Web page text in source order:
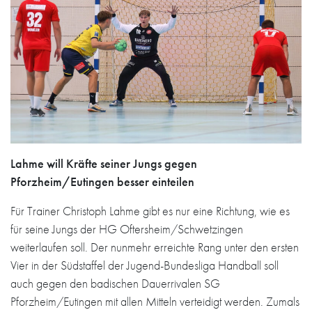
Lahme will Kräfte seiner Jungs gegen
Pforzheim/Eutingen besser einteilen
Für Trainer Christoph Lahme gibt es nur eine Richtung, wie es
für seine Jungs der HG Oftersheim/Schwetzingen
weiterlaufen soll. Der nunmehr erreichte Rang unter den ersten
Vier in der Südstaffel der Jugend-Bundesliga Handball soll
auch gegen den badischen Dauerrivalen SG
Pforzheim/Eutingen mit allen Mitteln verteidigt werden. Zumals